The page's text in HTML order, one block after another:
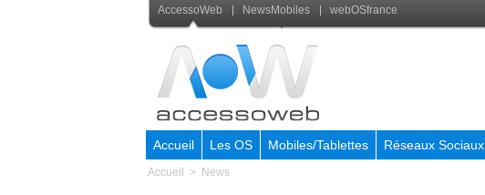
AccessoWeb NewsMobiles webOSfrance
Accueil Les OS Mobiles/Tablettes Réseaux Sociaux
Accueil > News